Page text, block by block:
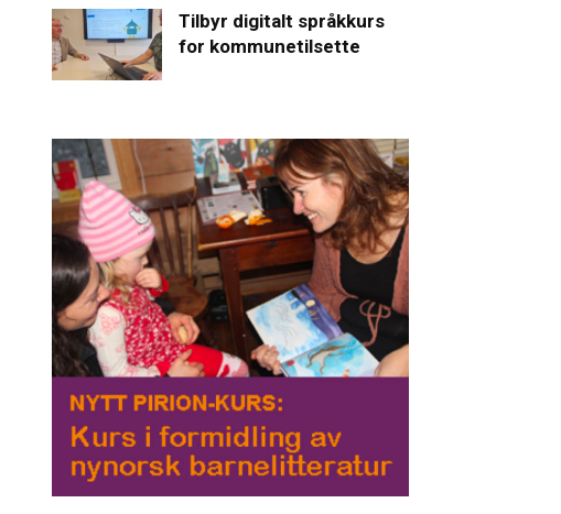
Tilbyr digitalt språkkurs
for kommunetilsette